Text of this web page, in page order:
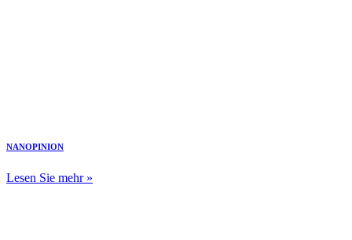
NANOPINION
Lesen Sie mehr »